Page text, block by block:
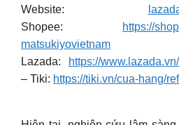
Website:
Shopee:
https://
matsukiyovietnam
Lazada:
https://
– Tiki: https://tiki.vn/cua-hang/